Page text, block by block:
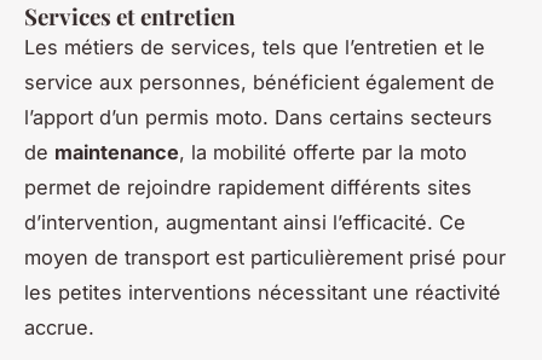
Services et entretien
Les métiers de services, tels que l’entretien et le
service aux personnes, bénéficient également de
l’apport d’un permis moto. Dans certains secteurs
de maintenance, la mobilité offerte par la moto
permet de rejoindre rapidement différents sites
d’intervention, augmentant ainsi l’efficacité. Ce
moyen de transport est particulièrement prisé pour
les petites interventions nécessitant une réactivité
accrue.